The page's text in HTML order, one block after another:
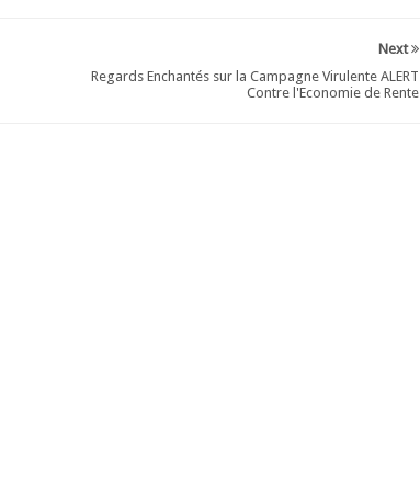
Next
Regards Enchantés sur la Campagne Virulente ALERT
Contre l'Economie de Rente